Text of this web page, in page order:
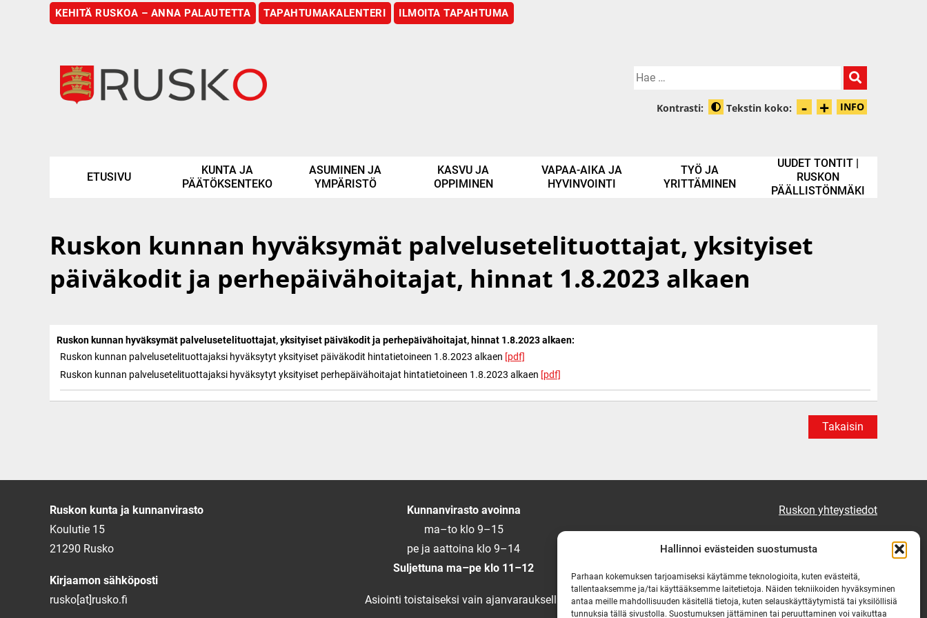
Hallinnoi evästeiden suostumusta
Parhaan kokemuksen tarjoamiseksi käytämme teknologioita, kuten evästeitä,
tallentaaksemme ja/tai käyttääksemme laitetietoja. Näiden tekniikoiden hyväksyminen
antaa meille mahdollisuuden käsitellä tietoja, kuten selauskäyttäytymistä tai yksilöllisiä
tunnuksia tällä sivustolla. Suostumuksen jättäminen tai peruuttaminen voi vaikuttaa
KEHITÄ RUSKOA – ANNA PALAUTETTA TAPAHTUMAKALENTERI ILMOITA TAPAHTUMA
Hae:
Kontrasti: Muuta kontrastia
Tekstin koko: -Pienennä
+Suurenna
INFO
ETUSIVU
KUNTA JA
PÄÄTÖKSENTEKO
ASUMINEN JA
YMPÄRISTÖ
KASVU JA
OPPIMINEN
VAPAA-AIKA JA
HYVINVOINTI
TYÖ JA
YRITTÄMINEN
UUDET TONTIT |
RUSKON
PÄÄLLISTÖNMÄKI
Ruskon kunnan hyväksymät palvelusetelituottajat, yksityiset
päiväkodit ja perhepäivähoitajat, hinnat 1.8.2023 alkaen
Ruskon kunnan hyväksymät palvelusetelituottajat, yksityiset päiväkodit ja perhepäivähoitajat, hinnat 1.8.2023 alkaen:
Ruskon kunnan palvelusetelituottajaksi hyväksytyt yksityiset päiväkodit hintatietoineen 1.8.2023 alkaen [pdf]
Ruskon kunnan palvelusetelituottajaksi hyväksytyt yksityiset perhepäivähoitajat hintatietoineen 1.8.2023 alkaen [pdf]
Takaisin
Ruskon kunta ja kunnanvirasto
Koulutie 15
21290 Rusko
Kirjaamon sähköposti
rusko[at]rusko.fi
Kunnanvirasto avoinna
ma–to klo 9–15
pe ja aattoina klo 9–14
Suljettuna ma–pe klo 11–12
Asiointi toistaiseksi vain ajanvarauksella
Ruskon yhteystiedot
Virka-ajan ulkopuolella
puh. 0444 333 555